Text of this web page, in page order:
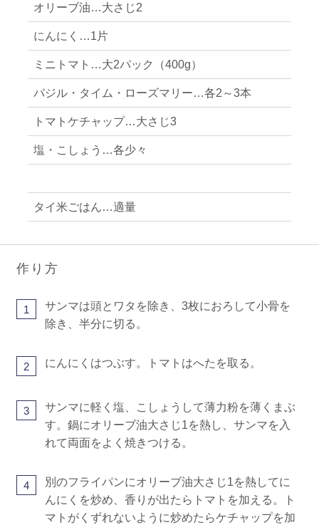
オリーブ油…大さじ2
にんにく…1片
ミニトマト…大2パック（400g）
バジル・タイム・ローズマリー…各2～3本
トマトケチャップ…大さじ3
塩・こしょう…各少々
タイ米ごはん…適量
作り方
1
サンマは頭とワタを除き、3枚におろして小骨を
除き、半分に切る。
2 にんにくはつぶす。トマトはへたを取る。
3
サンマに軽く塩、こしょうして薄力粉を薄くまぶ
す。鍋にオリーブ油大さじ1を熱し、サンマを入
れて両面をよく焼きつける。
4
別のフライパンにオリーブ油大さじ1を熱してに
んにくを炒め、香りが出たらトマトを加える。ト
マトがくずれないように炒めたらケチャップを加